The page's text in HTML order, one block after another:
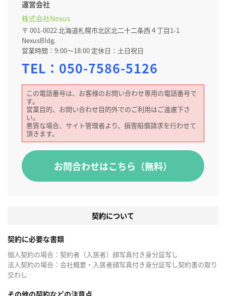
運営会社
株式会社Nexus
〒 001-0022 北海道札幌市北区北二十二条西４丁目1-1
NexusBldg.
営業時間：9:00～18:00 定休日：土日祝日
TEL： 050-7586-5126
この電話番号は、お客様のお問い合わせ専用の電話番号で
す。
営業目的、お問い合わせ目的外でのご利用はご遠慮下さ
い。
悪質な場合、サイト管理者より、損害賠償請求を行わせて
頂きます。
お問合わせはこちら（無料）
契約について
契約に必要な書類
個人契約の場合：契約者（入居者）顔写真付き身分証写し
法人契約の場合：会社概要・入居者顔写真付き身分証写し契約書の取り
交わし